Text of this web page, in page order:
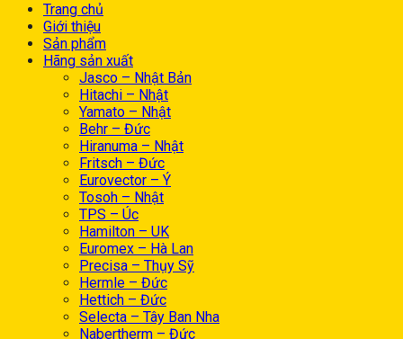
Trang chủ
Giới thiệu
Sản phẩm
Hãng sản xuất
Jasco – Nhật Bản
Hitachi – Nhật
Yamato – Nhật
Behr – Đức
Hiranuma – Nhật
Fritsch – Đức
Eurovector – Ý
Tosoh – Nhật
TPS – Úc
Hamilton – UK
Euromex – Hà Lan
Precisa – Thụy Sỹ
Hermle – Đức
Hettich – Đức
Selecta – Tây Ban Nha
Nabertherm – Đức